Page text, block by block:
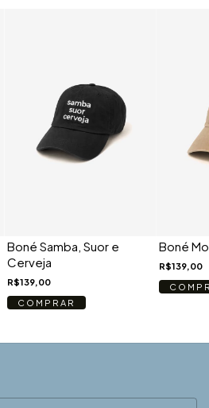
Boné Samba, Suor e
Cerveja
R$139,00
COMPRAR
Boné
R$139,00